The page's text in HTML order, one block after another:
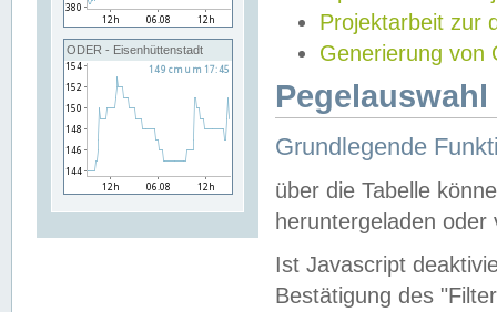
ODER - Eisenhüttenstadt
Projektarbeit zur
Generierung von
Grundlegende
über die Tabelle
heruntergeladen oder
Ist Javascript
Bestätigung des